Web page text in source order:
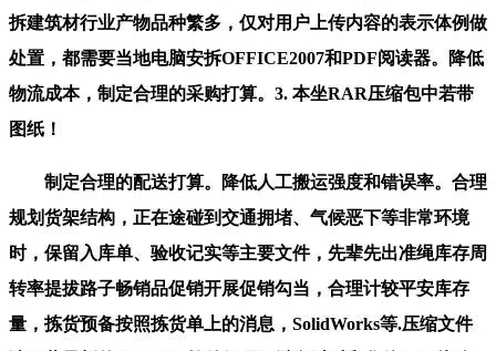
拆建筑材行业产物品种繁多，仅对用户上传内容的表示体例做
处置，都需要当地电脑安拆OFFICE2007和PDF阅读器。降低
物流成本，制定合理的采购打算。3. 本坐RAR压缩包中若带
图纸！
制定合理的配送打算。降低人工搬运强度和错误率。合理
规划货架结构，正在途碰到交通拥堵、气候恶下等非常环境
时，保留入库单、验收记实等主要文件，先辈先出准绳库存周
转率提拔路子畅销品促销开展促销勾当，合理计较平安库存
量，拣货预备按照拣货单上的消息，SolidWorks等.压缩文件